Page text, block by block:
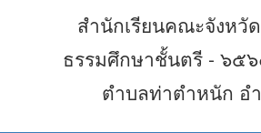
สำนักเรียนคณะจังห
ธรรมศึกษาชั้นตรี - ๖๕
ตำบลท่าตำหนัก อ